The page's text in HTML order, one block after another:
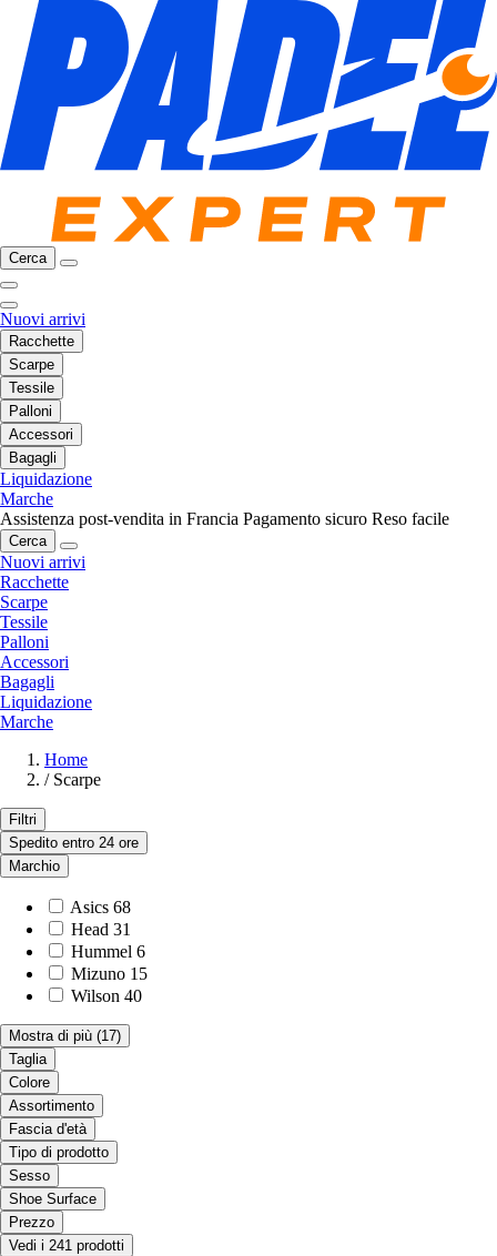
Cerca
Nuovi arrivi
Racchette
Scarpe
Tessile
Palloni
Accessori
Bagagli
Liquidazione
Marche
Assistenza post-vendita in Francia Pagamento sicuro Reso facile
Cerca
Nuovi arrivi
Racchette
Scarpe
Tessile
Palloni
Accessori
Bagagli
Liquidazione
Marche
Home
/ Scarpe
Filtri
Spedito entro 24 ore
Marchio
Asics 68
Head 31
Hummel 6
Mizuno 15
Wilson 40
Mostra di più (17)
Taglia
Colore
Assortimento
Fascia d'età
Tipo di prodotto
Sesso
Shoe Surface
Prezzo
Vedi i 241 prodotti